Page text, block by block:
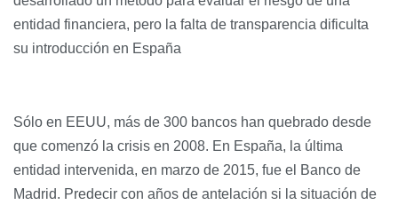
entidad financiera, pero la falta de transparencia dificulta
su introducción en España
Sólo en EEUU, más de 300 bancos han quebrado desde
que comenzó la crisis en 2008. En España, la última
entidad intervenida, en marzo de 2015, fue el Banco de
Madrid. Predecir con años de antelación si la situación de